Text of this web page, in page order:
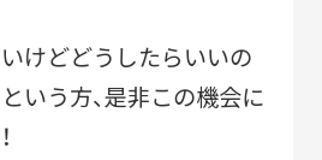
けどどうしたらいいの
いう方、是非この機会に